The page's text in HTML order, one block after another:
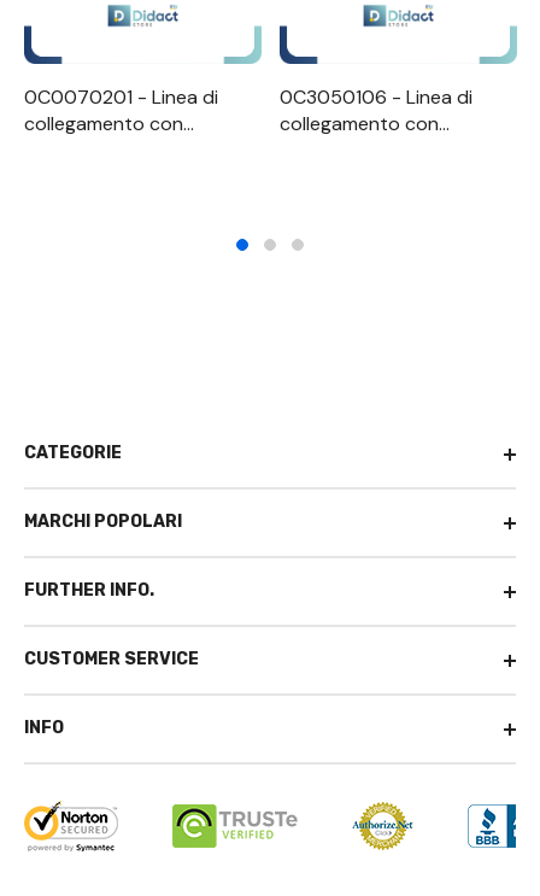
0C0070201 - Linea di
collegamento con
0C3050106 - Linea di
collegamento con
CATEGORIE
MARCHI POPOLARI
FURTHER INFO.
CUSTOMER SERVICE
INFO